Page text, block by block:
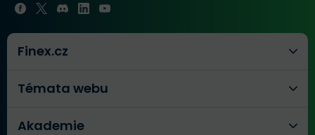
Finex.cz
Témata webu
Akademie